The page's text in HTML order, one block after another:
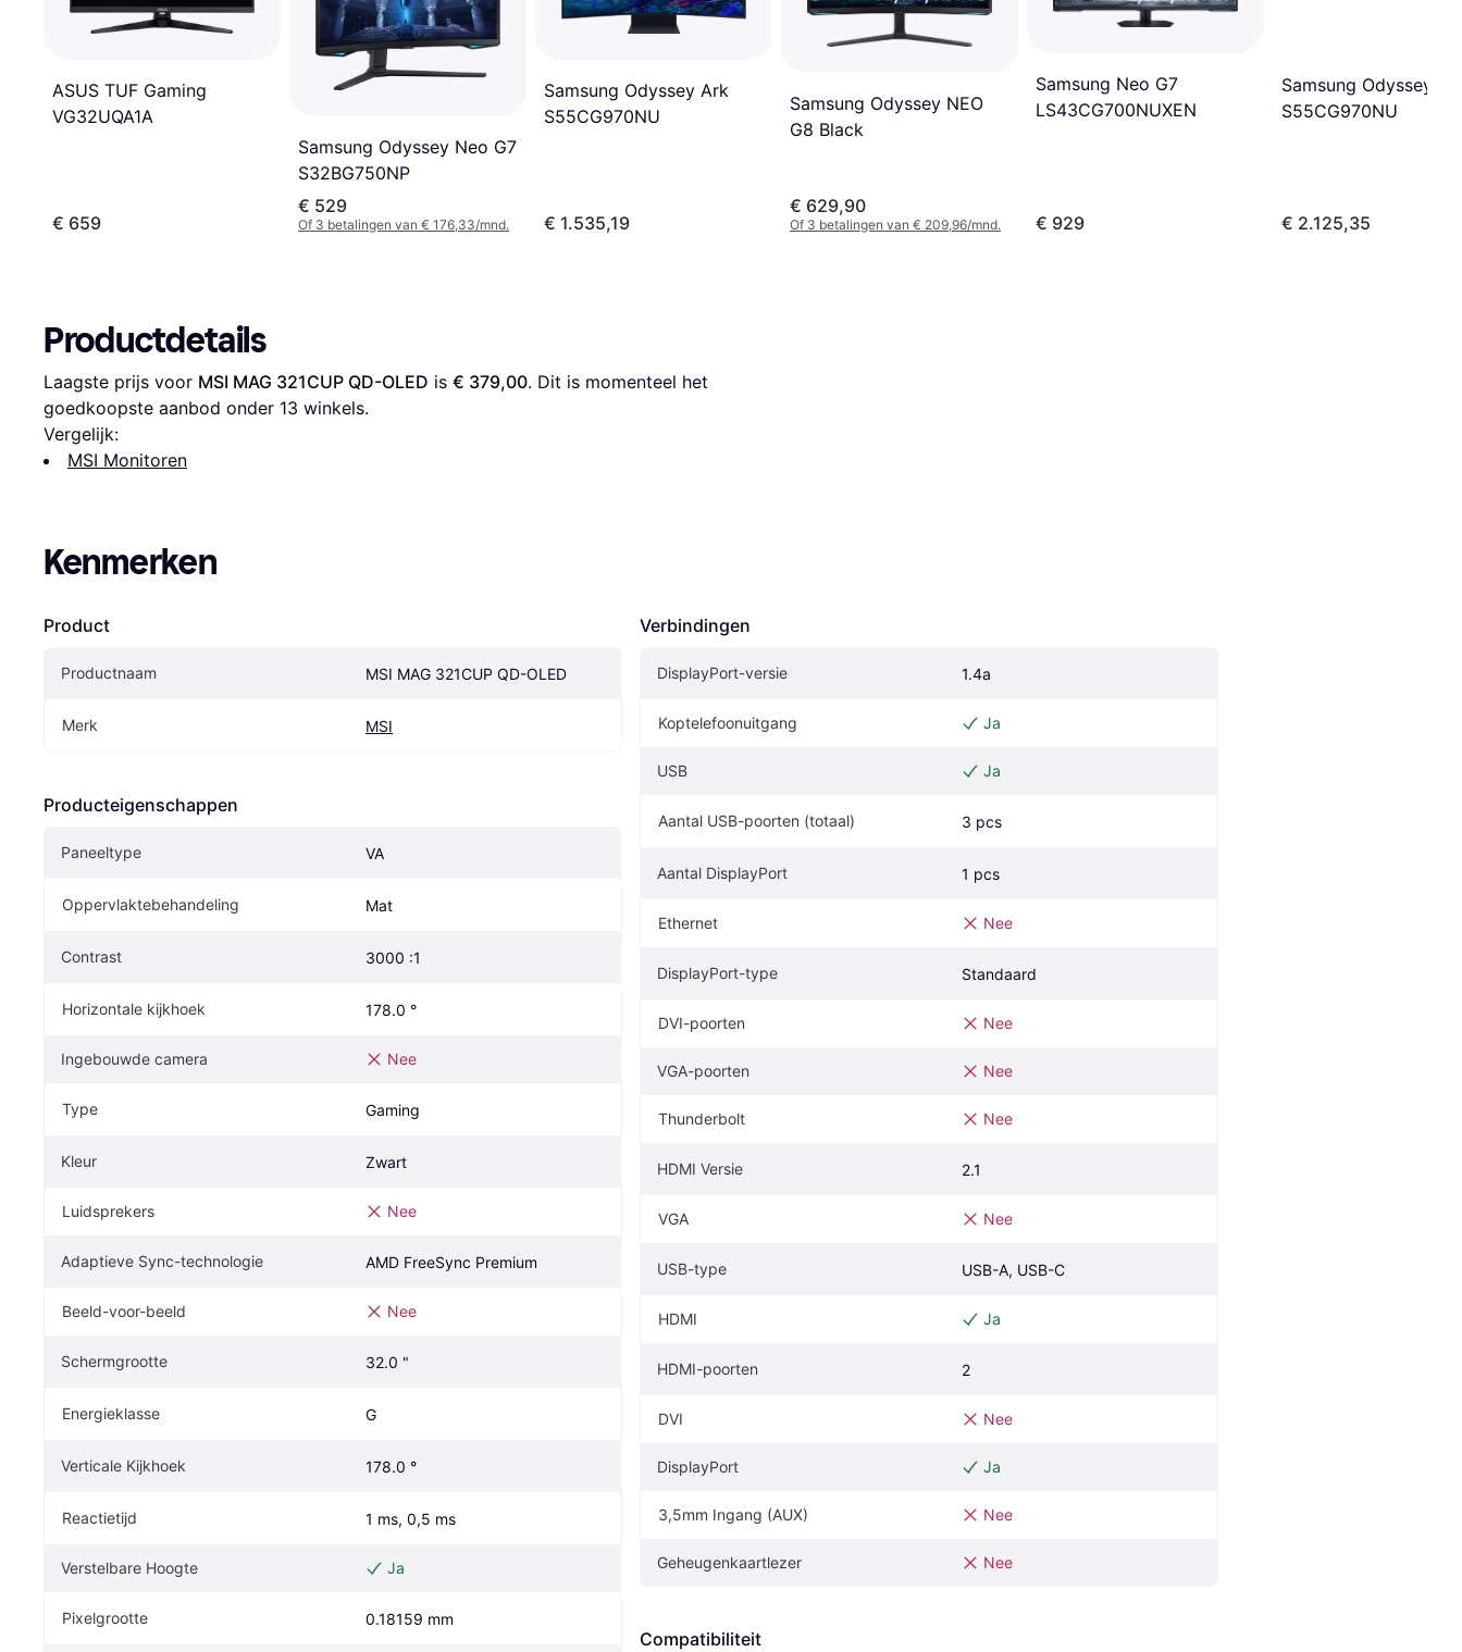
ASUS TUF Gaming
VG32UQA1A
€ 659
Samsung Odyssey Neo G7
S32BG750NP
€ 529
Of 3 betalingen van € 176,33/mnd.
Samsung Odyssey Ark
S55CG970NU
€ 1.535,19
Samsung Odyssey NEO
G8 Black
€ 629,90
Of 3 betalingen van € 209,96/mnd.
Samsung Neo G7
LS43CG700NUXEN
€ 929
Samsung Odyssey
S55CG970NU
€ 2.125,35
Productdetails
Laagste prijs voor MSI MAG 321CUP QD-OLED is € 379,00. Dit is momenteel het
goedkoopste aanbod onder 13 winkels.
Vergelijk:
MSI Monitoren
Kenmerken
Product
Productnaam MSI MAG 321CUP QD-OLED
Merk MSI
Producteigenschappen
Paneeltype VA
Oppervlaktebehandeling Mat
Contrast 3000 :1
Horizontale kijkhoek 178.0 °
Ingebouwde camera Nee
Type Gaming
Kleur Zwart
Luidsprekers Nee
Adaptieve Sync-technologie AMD FreeSync Premium
Beeld-voor-beeld Nee
Schermgrootte 32.0 "
Energieklasse G
Verticale Kijkhoek 178.0 °
Reactietijd 1 ms, 0,5 ms
Verstelbare Hoogte Ja
Pixelgrootte 0.18159 mm
Verbindingen
DisplayPort-versie 1.4a
Koptelefoonuitgang Ja
USB Ja
Aantal USB-poorten (totaal) 3 pcs
Aantal DisplayPort 1 pcs
Ethernet Nee
DisplayPort-type Standaard
DVI-poorten Nee
VGA-poorten Nee
Thunderbolt Nee
HDMI Versie 2.1
VGA Nee
USB-type USB-A, USB-C
HDMI Ja
HDMI-poorten 2
DVI Nee
DisplayPort Ja
3,5mm Ingang (AUX) Nee
Geheugenkaartlezer Nee
Compatibiliteit